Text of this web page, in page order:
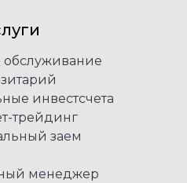
обслуживание
инвестсчета
трейдинг
заем
менеджер